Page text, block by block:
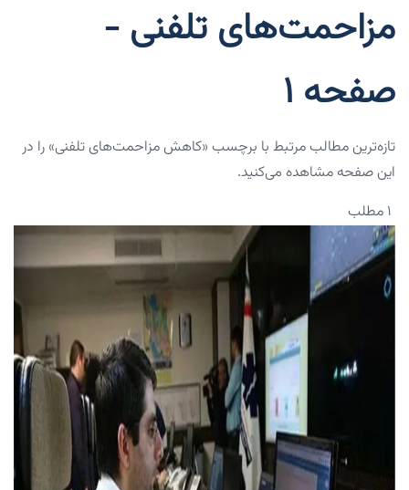
مزاحمت‌های تلفنی -
صفحه 1
تازه‌ترین مطالب مرتبط با برچسب «کاهش مزاحمت‌های تلفنی» را در
این صفحه مشاهده می‌کنید.
۱ مطلب